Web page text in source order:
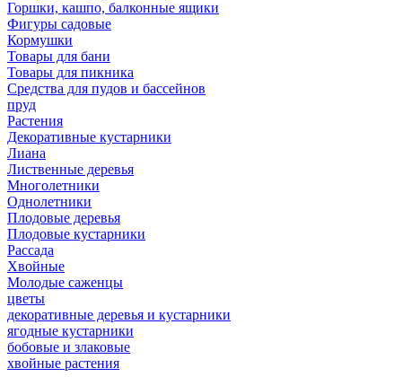
Горшки, кашпо, балконные ящики
Фигуры садовые
Кормушки
Товары для бани
Товары для пикника
Средства для пудов и бассейнов
пруд
Растения
Декоративные кустарники
Лиана
Лиственные деревья
Многолетники
Однолетники
Плодовые деревья
Плодовые кустарники
Рассада
Хвойные
Молодые саженцы
цветы
декоративные деревья и кустарники
ягодные кустарники
бобовые и злаковые
хвойные растения